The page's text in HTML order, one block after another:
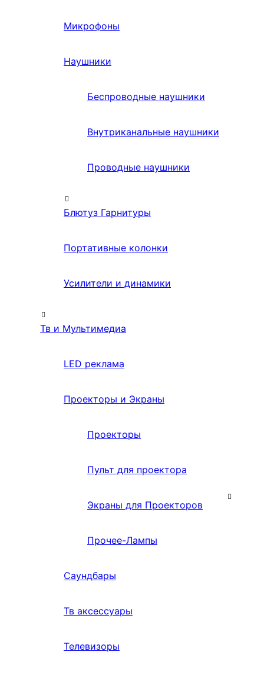
Микрофоны
Наушники
Беспроводные наушники
Внутриканальные наушники
Проводные наушники
Блютуз Гарнитуры
Портативные колонки
Усилители и динамики
Тв и Мультимедиа
LED реклама
Проекторы и Экраны
Проекторы
Пульт для проектора
Экраны для Проекторов
Прочее-Лампы
Саундбары
Тв аксессуары
Телевизоры